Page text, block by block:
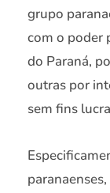
grupo
com o poder
do Paraná,
outras por
sem fins